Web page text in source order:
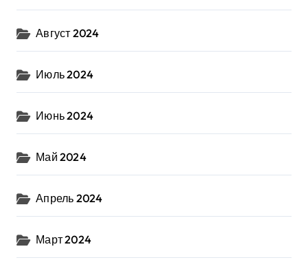
Август 2024
Июль 2024
Июнь 2024
Май 2024
Апрель 2024
Март 2024